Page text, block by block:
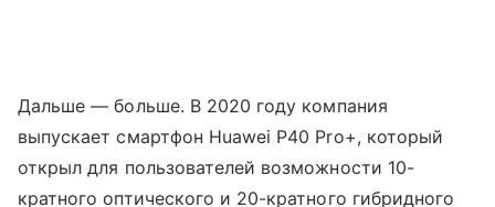
Дальше — больше. В 2020 году компания
выпускает смартфон Huawei P40 Pro+, который
открыл для пользователей возможности 10-
кратного оптического и 20-кратного гибридного